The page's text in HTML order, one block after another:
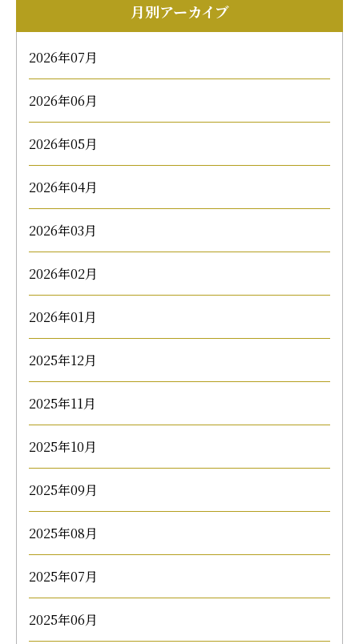
月別アーカイブ
2026年07月
2026年06月
2026年05月
2026年04月
2026年03月
2026年02月
2026年01月
2025年12月
2025年11月
2025年10月
2025年09月
2025年08月
2025年07月
2025年06月